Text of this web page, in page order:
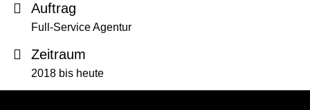
Auftrag
Full-Service Agentur
Zeitraum
2018 bis heute